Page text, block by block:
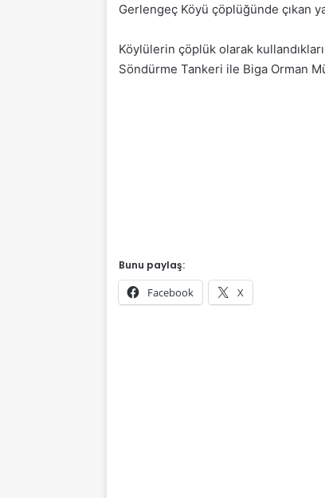
Gerlengeç Köyü çöplüğünde çıkan
Köylülerin çöplük olarak
Söndürme Tankeri ile Biga Orman
Bunu paylaş:
Facebook X